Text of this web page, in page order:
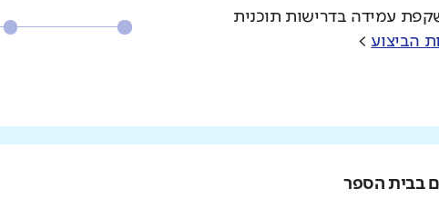
עמידה בדרישות תוכנית
הביצוע >
בבית הספר